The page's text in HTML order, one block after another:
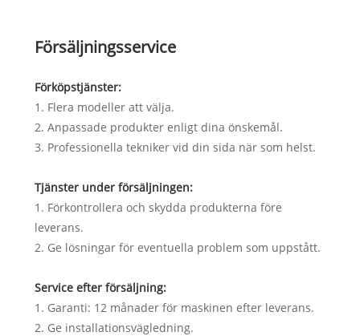
Försäljningsservice
Förköpstjänster:
1. Flera modeller att välja.
2. Anpassade produkter enligt dina önskemål.
3. Professionella tekniker vid din sida när som helst.
Tjänster under försäljningen:
1. Förkontrollera och skydda produkterna före
leverans.
2. Ge lösningar för eventuella problem som uppstått.
Service efter försäljning:
1. Garanti: 12 månader för maskinen efter leverans.
2. Ge installationsvägledning.